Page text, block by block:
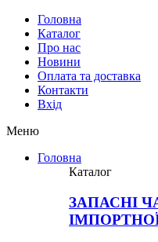
Головна
Каталог
Про нас
Новини
Оплата та доставка
Контакти
Вхiд
Меню
Головна
Каталог
ЗАПАСНІ